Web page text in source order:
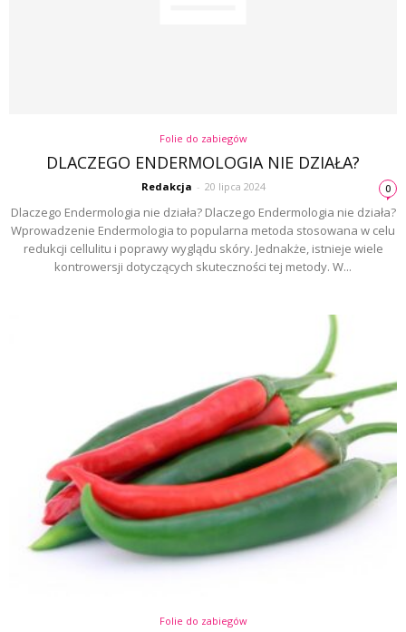
Folie do zabiegów
DLACZEGO ENDERMOLOGIA NIE DZIAŁA?
Redakcja - 20 lipca 2024 0
Dlaczego Endermologia nie działa? Dlaczego Endermologia nie działa?
Wprowadzenie Endermologia to popularna metoda stosowana w celu
redukcji cellulitu i poprawy wyglądu skóry. Jednakże, istnieje wiele
kontrowersji dotyczących skuteczności tej metody. W...
Folie do zabiegów